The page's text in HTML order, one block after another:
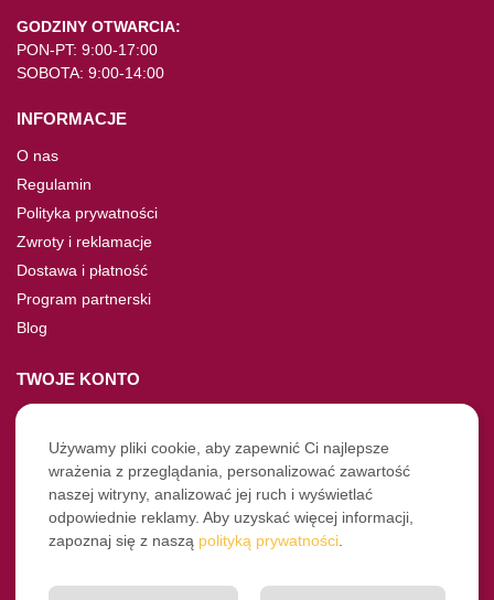
GODZINY OTWARCIA:
PON-PT: 9:00-17:00
SOBOTA: 9:00-14:00
INFORMACJE
O nas
Regulamin
Polityka prywatności
Zwroty i reklamacje
Dostawa i płatność
Program partnerski
Blog
TWOJE KONTO
Moje konto
Nie pamiętasz hasła?
Twoje zamówienia
NASZE SOCIALE
Instagram
Używamy pliki cookie, aby zapewnić Ci najlepsze
wrażenia z przeglądania, personalizować zawartość
naszej witryny, analizować jej ruch i wyświetlać
odpowiednie reklamy. Aby uzyskać więcej informacji,
zapoznaj się z naszą polityką prywatności